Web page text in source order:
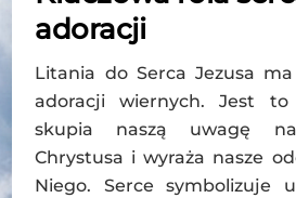
adoracji
Litania do Serca Jezusa
adoracji wiernych. Jest
skupia naszą uwagę
Chrystusa i wyraża nasze
Niego. Serce symbolizuje